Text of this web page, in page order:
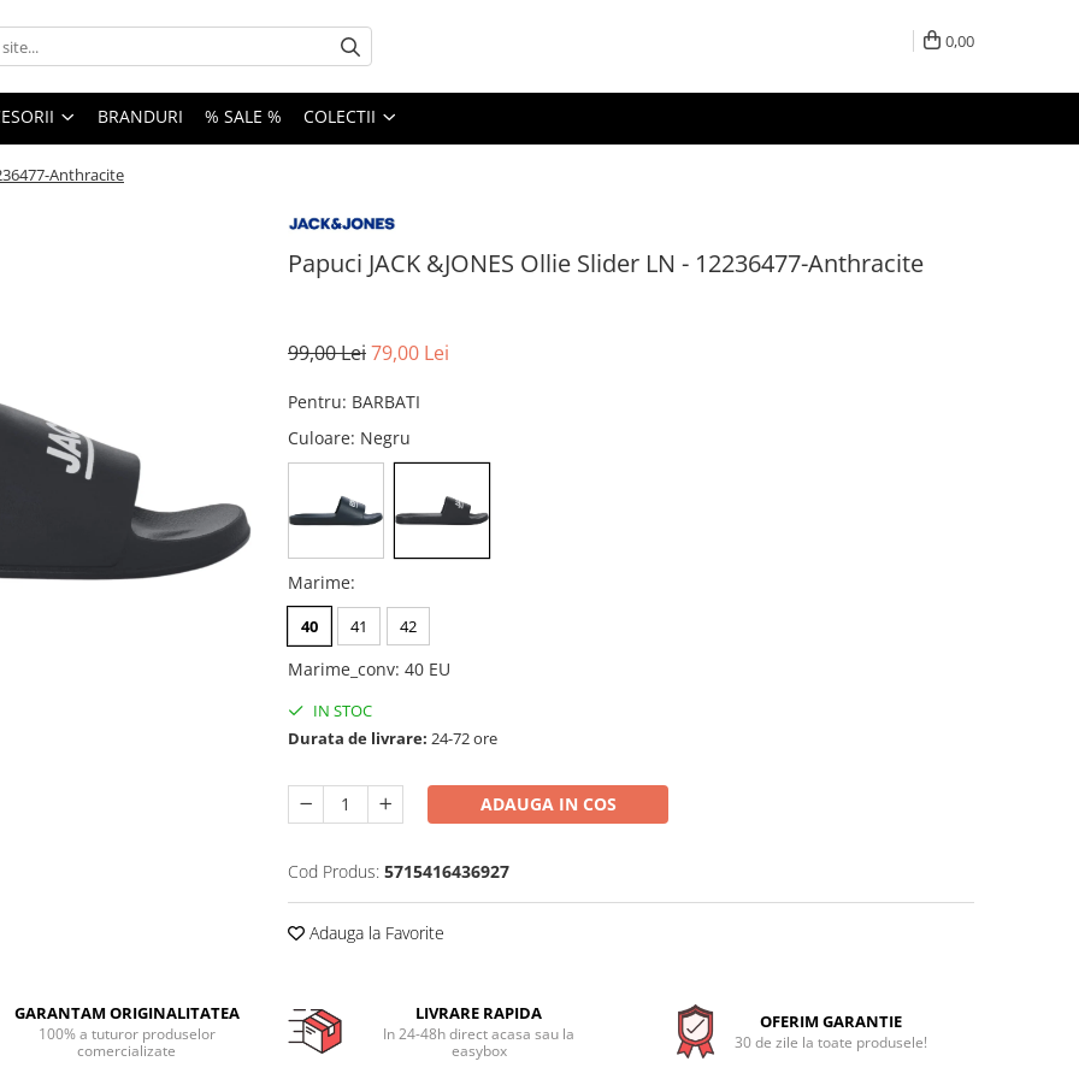
0,00
BRANDURI % SALE % COLECTII
Anthracite
Papuci JACK &JONES Ollie Slider LN - 12236477-Anthracite
99,00 Lei79,00 Lei
Pentru: BARBATI
Culoare: Negru
Marime:
40 41 42
Marime_conv: 40 EU
IN STOC
Durata de livrare: 24-72 ore
ADAUGA IN COS
Cod Produs: 5715416436927
Adauga la Favorite
GARANTAM ORIGINALITATEA
100% a tuturor produselor
comercializate
LIVRARE RAPIDA
In 24-48h direct acasa sau la
easybox
OFERIM GARANTIE
30 de zile la toate produsele!